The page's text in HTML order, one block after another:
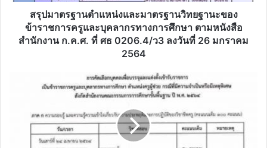
บุคลากร
ทางการ
0206.4/
สรุปมาตรฐานตำแหน่งและมาตรฐานวิทยฐานะของ
ข้าราชการครูและบุคลากรทางการศึกษา ตามหนังสือ
สำนักงาน ก.ค.ศ. ที่ ศธ 0206.4/ว3 ลงวันที่ 26 มกราคม
2564